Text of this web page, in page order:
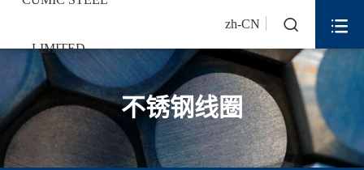
zh-CN  
不锈钢线圈